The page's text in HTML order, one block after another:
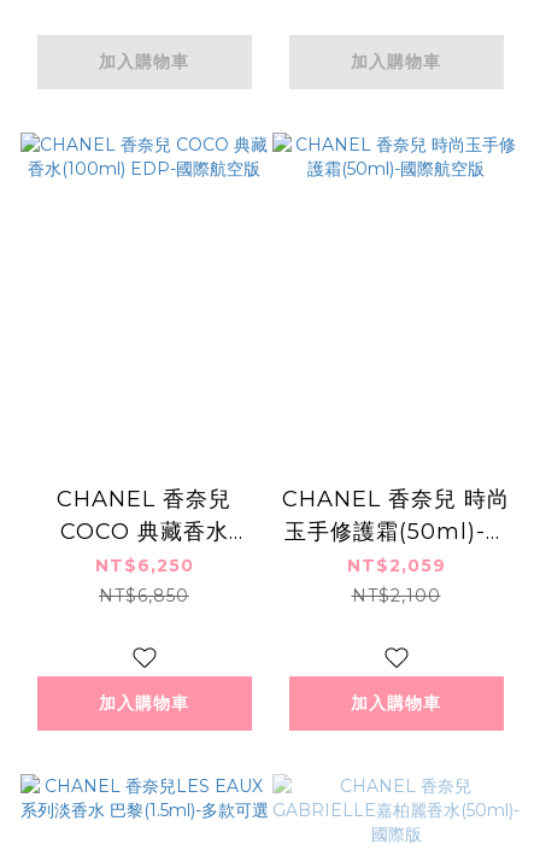
加入購物車 加入購物車
CHANEL 香奈兒
COCO 典藏香水
(100ml) EDP-國際航
空版
NT$6,250
NT$6,850
加入購物車
CHANEL 香奈兒 時尚
玉手修護霜(50ml)-國
際航空版
NT$2,059
NT$2,100
加入購物車